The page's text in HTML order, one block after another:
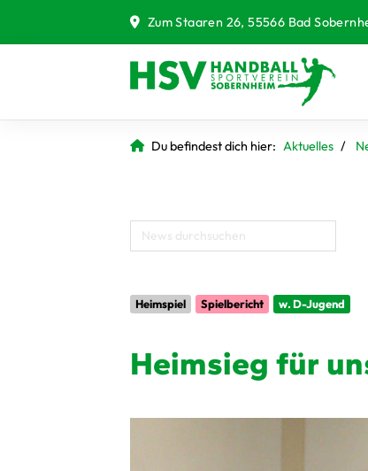
Zum Staaren 26, 55566 Bad
Du befindest dich hier: Aktuelles
Heimspiel Spielbericht w. D-Jugend
Heimsieg für